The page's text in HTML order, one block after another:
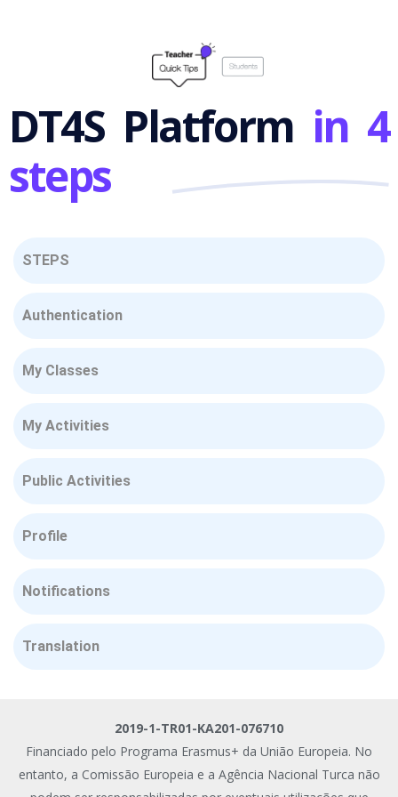
DT4S Platform in 4
steps
STEPS
Authentication
My Classes
My Activities
Public Activities
Profile
Notifications
Translation
2019-1-TR01-KA201-076710
Financiado pelo Programa Erasmus+ da União Europeia. No
entanto, a Comissão Europeia e a Agência Nacional Turca não